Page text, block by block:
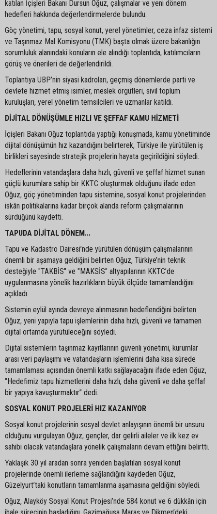
katılan İçişleri Bakanı Dursun Oğuz, çalışmalar ve yeni dönem
hedefleri hakkında değerlendirmelerde bulundu.
Göç yönetimi, tapu, sosyal konut, yerel yönetimler, ceza infaz sistemi
ve Taşınmaz Mal Komisyonu (TMK) başta olmak üzere bakanlığın
sorumluluk alanındaki konuların ele alındığı toplantıda, katılımcıların
görüş ve önerileri de değerlendirildi.
Toplantıya UBP’nin siyasi kadroları, geçmiş dönemlerde parti ve
devlete hizmet etmiş isimler, meslek örgütleri, sivil toplum
kuruluşları, yerel yönetim temsilcileri ve uzmanlar katıldı.
DİJİTAL DÖNÜŞÜMLE HIZLI VE ŞEFFAF KAMU HİZMETİ
İçişleri Bakanı Oğuz toplantıda yaptığı konuşmada, kamu yönetiminde
dijital dönüşümün hız kazandığını belirterek, Türkiye ile yürütülen iş
birlikleri sayesinde stratejik projelerin hayata geçirildiğini söyledi.
Hedeflerinin vatandaşlara daha hızlı, güvenli ve şeffaf hizmet sunan
güçlü kurumlara sahip bir KKTC oluşturmak olduğunu ifade eden
Oğuz, göç yönetiminden tapu sistemine, sosyal konut projelerinden
iskân politikalarına kadar birçok alanda reform çalışmalarının
sürdüğünü kaydetti.
TAPUDA DİJİTAL DÖNEM...
Tapu ve Kadastro Dairesi’nde yürütülen dönüşüm çalışmalarının
önemli bir aşamaya geldiğini belirten Oğuz, Türkiye’nin teknik
desteğiyle "TAKBİS" ve "MAKSİS" altyapılarının KKTC’de
uygulanmasına yönelik hazırlıkların büyük ölçüde tamamlandığını
açıkladı.
Sistemin eylül ayında devreye alınmasının hedeflendiğini belirten
Oğuz, yeni yapıyla tapu işlemlerinin daha hızlı, güvenli ve tamamen
dijital ortamda yürütüleceğini söyledi.
Dijital sistemlerin taşınmaz kayıtlarının güvenli yönetimi, kurumlar
arası veri paylaşımı ve vatandaşların işlemlerini daha kısa sürede
tamamlaması açısından önemli katkı sağlayacağını ifade eden Oğuz,
“Hedefimiz tapu hizmetlerini daha hızlı, daha güvenli ve daha şeffaf
bir yapıya kavuşturmaktır” dedi.
SOSYAL KONUT PROJELERİ HIZ KAZANIYOR
Sosyal konut projelerinin sosyal devlet anlayışının önemli bir unsuru
olduğunu vurgulayan Oğuz, gençler, dar gelirli aileler ve ilk kez ev
sahibi olacak vatandaşlara yönelik çalışmaların devam ettiğini belirtti.
Yaklaşık 30 yıl aradan sonra yeniden başlatılan sosyal konut
projelerinde önemli ilerleme sağlandığını kaydeden Oğuz,
Güzelyurt’taki konutların tamamlanma aşamasına geldiğini söyledi.
Oğuz, Alayköy Sosyal Konut Projesi’nde 584 konut ve 6 dükkân için